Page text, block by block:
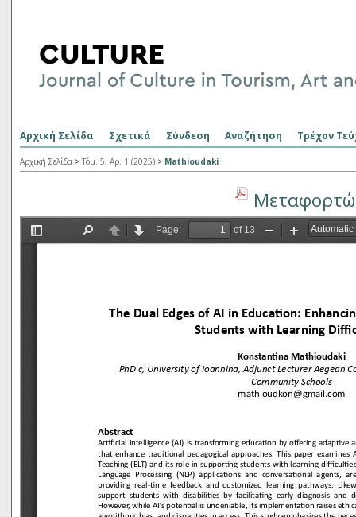
Αρχική Σελίδα Σχετικά Σύνδεση Αναζήτηση Τρέχον
Αρχική Σελίδα > Τόμ. 5, Αρ. 1 (2025) > Mathioudaki